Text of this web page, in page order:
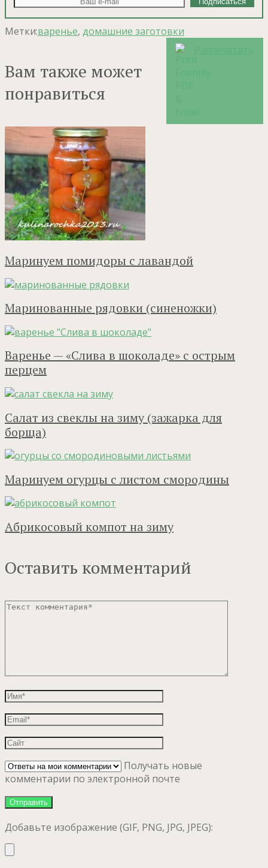
Метки:варенье, домашние заготовки
Вам также может
понравиться
Маринуем помидоры с лавандой
Маринованные рядовки (синеножки)
Варенье — «Слива в шоколаде» с острым
перцем
Салат из свеклы на зиму (зажарка для
борща)
Маринуем огурцы с листом смородины
Абрикосовый компот на зиму
Оставить комментарий
Получать новые
комментарии по электронной почте
Добавьте изображение (GIF, PNG, JPG, JPEG):